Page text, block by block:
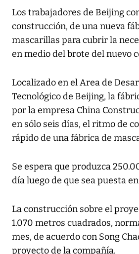
Los trabajadores de Beijing
construcción, de una nueva
mascarillas para cubrir la
en medio del brote del nuevo
Localizado en el Area de
Tecnológico de Beijing, la
por la empresa China
en sólo seis días, el ritmo de
rápido de una fábrica de
Se espera que produzca
día luego de que sea puesta
La construcción sobre el
1.070 metros cuadrados,
mes, de acuerdo con Song
proyecto de la compañía.